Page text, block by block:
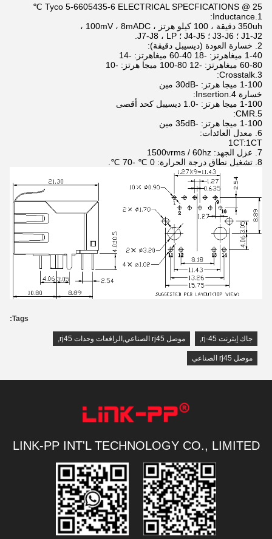
Tyco 5-6605435-6 ELECTRICAL SPECFICATIONS @ 25 ℃
1.Inductance:
350uh دقيقة ، 100 كيلو هرتز ، 100mV ، 8mADC ،
J1-J2 ؛ J3-J6 ؛ J4-J5 ؛ J7-J8 ، LP.
2. خسارة العودة (ديسيبل دقيقة):
1-40 ميغاهرتز: -18 40-60 ميغاهرتز: -14
60-80 ميغاهرتز: -12 80-100 ميجا هرتز: -10
3.Crosstalk:
1-100 ميجا هرتز: -30dB مين
خسارة 4.Insertion:
1-100 ميجا هرتز: -1.0 ديسيبل كحد أقصى
5.CMR:
1-100 ميجا هرتز: -35dB مين
6. معدل العائدات:
1CT:1CT
7. عزل الجهد: 1500vrms / 60hz
8. تشغيل نطاق درجة الحرارة: 0 ℃ -70 ℃.
Tags:
جاك إيثرنت rj-45 , موصل rj45 الصناعي,الرافعات وحدات rj45 ,
موصل rj45 الصناعي
LINK-PP INT'L TECHNOLOGY CO., LIMITED